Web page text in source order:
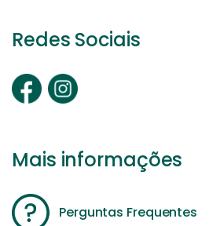
Redes Sociais
Mais informações
Perguntas Frequentes